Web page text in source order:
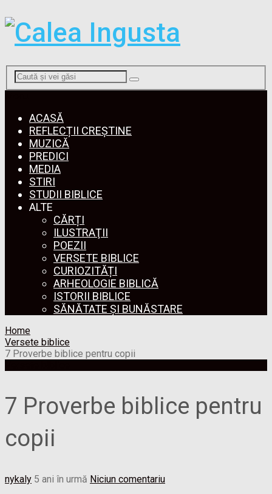
ACASĂ
REFLECȚII CREȘTINE
MUZICĂ
PREDICI
MEDIA
STIRI
STUDII BIBLICE
ALTE
CĂRȚI
ILUSTRAŢII
POEZII
VERSETE BIBLICE
CURIOZITĂȚI
ARHEOLOGIE BIBLICĂ
ISTORII BIBLICE
SĂNĂTATE ȘI BUNĂSTARE
Home
Versete biblice
7 Proverbe biblice pentru copii
7 Proverbe biblice pentru
copii
nykaly 5 ani în urmă Niciun comentariu